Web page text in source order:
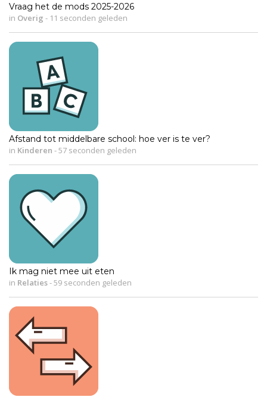
Vraag het de mods 2025-2026
in Overig - 11 seconden geleden
Afstand tot middelbare school: hoe ver is te ver?
in Kinderen -57 seconden geleden
Ik mag niet mee uit eten
in Relaties-59 seconden geleden